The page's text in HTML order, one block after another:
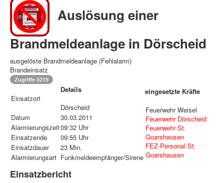
Auslösung einer
Brandmeldeanlage in Dörscheid
ausgelöste Brandmeldeanlage (Fehlalarm)
Brandeinsatz
Zugriffe 5219
Einsatzort
Details
Dörscheid
Datum
30.03.2011
Alarmierungszeit09:32 Uhr
Einsatzende
09:55 Uhr
Einsatzdauer
23 Min.
Alarmierungsart Funkmeldeempfänger/Sirene
eingesetzte Kräfte
Feuerwehr Weisel
Feuerwehr Dörscheid
Feuerwehr St.
Goarshausen
FEZ-Personal St.
Goarshausen
Einsatzbericht